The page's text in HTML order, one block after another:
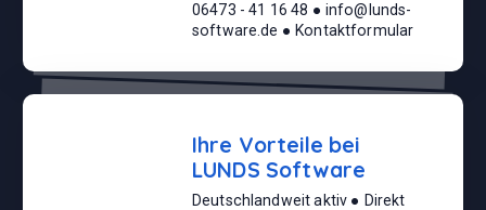
06473 - 41 16 48 ● info@lunds-
software.de ● Kontaktformular
Ihre Vorteile bei
LUNDS Software
Deutschlandweit aktiv ● Direkt